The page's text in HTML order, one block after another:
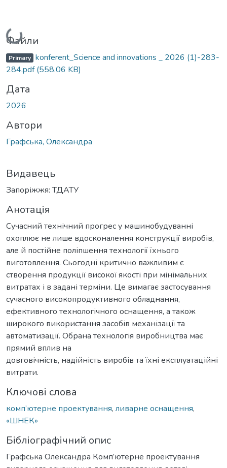
Вантажиться...
Файли
Primary konferent_Science and innovations _ 2026 (1)-283-
284.pdf(558.06 KB)
Дата
2026
Автори
Графська, Олександра
Видавець
Запоріжжя: ТДАТУ
Анотація
Сучасний технічний прогрес у машинобудуванні
охоплює не лише вдосконалення конструкції виробів,
але й постійне поліпшення технології їхнього
виготовлення. Сьогодні критично важливим є
створення продукції високої якості при мінімальних
витратах і в задані терміни. Це вимагає застосування
сучасного високопродуктивного обладнання,
ефективного технологічного оснащення, а також
широкого використання засобів механізації та
автоматизації. Обрана технологія виробництва має
прямий вплив на
довговічність, надійність виробів та їхні експлуатаційні
витрати.
Ключові слова
комп’ютерне проектування, ливарне оснащення,
«ШНЕК»
Бібліографічний опис
Графська Олександра Комп’ютерне проектування